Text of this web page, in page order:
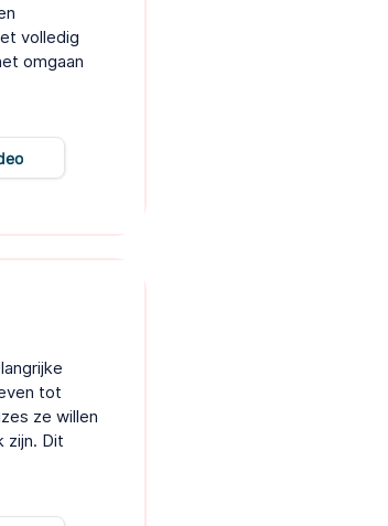
volledig
omgaan
tot
ze willen
zijn. Dit